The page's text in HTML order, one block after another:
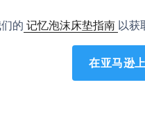
的 记忆泡沫床垫指南 以获
在亚马逊